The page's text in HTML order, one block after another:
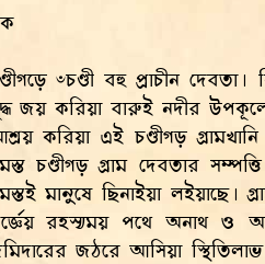
৺চণ্ডী বহু প্রাচীন
জয় করিয়া বারুই নদীর
করিয়া এই চণ্ডীগড়
চণ্ডীগড় গ্রাম দেবতার
মানুষে ছিনাইয়া লইয়াছে।
রহস্যময় পথে অনাথ ও
জঠরে আসিয়া